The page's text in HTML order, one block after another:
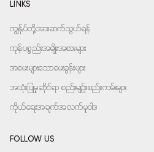
LINKS
ကျွန်ုပ်တို့အားဆက်သွယ်ရန်
ကုန်ပစ္စည်းအမျိုးအစားများ
အမေးများသောမေးခွန်းများ
အသုံးပြုမှုဆိုင်ရာ စည်းမျဉ်းစည်းကမ်းများ
ကိုယ်ရေးအချက်အလက်မူဝါဒ
FOLLOW US